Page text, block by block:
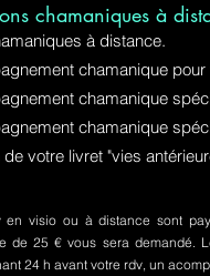
chamaniques à
à distance.
chamanique
chamanique
chamanique
de votre livret "vies
en visio ou à distance sont
de 25 € vous sera demandé.
24 h avant votre rdv, un